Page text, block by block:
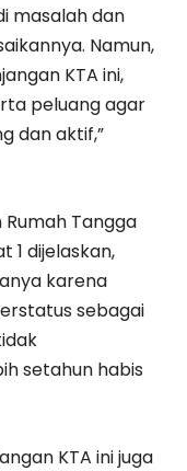
masalah dan
Namun,
KTA ini,
peluang agar
dan aktif,”
Tangga
1 dijelaskan,
karena
sebagai
setahun habis
KTA ini juga